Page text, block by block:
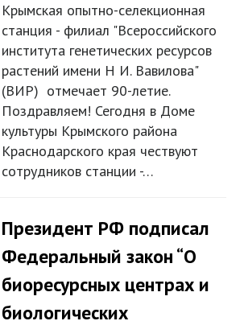
Крымская опытно-селекционная
станция - филиал "Всероссийского
института генетических ресурсов
растений имени Н И. Вавилова"
(ВИР) отмечает 90-летие.
Поздравляем! Сегодня в Доме
культуры Крымского района
Краснодарского края чествуют
сотрудников станции -…
Президент РФ подписал
Федеральный закон “О
биоресурсных центрах и
биологических